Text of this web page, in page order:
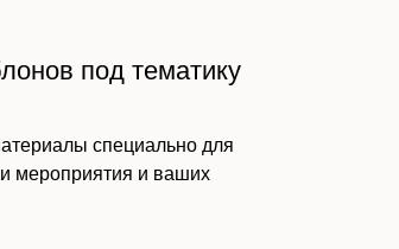
под тематику
специально для
мероприятия и ваших